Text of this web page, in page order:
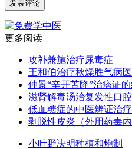
更多阅读
攻补兼施治疗尿毒症
王和伯治疗秋燥胜气病
仲景“辛开苦降”治痞证
滋肾解毒汤治复发性口
低血糖症的中医辨证治疗
剥脱性皮炎（外用药毒
小叶野决明种植和炮制